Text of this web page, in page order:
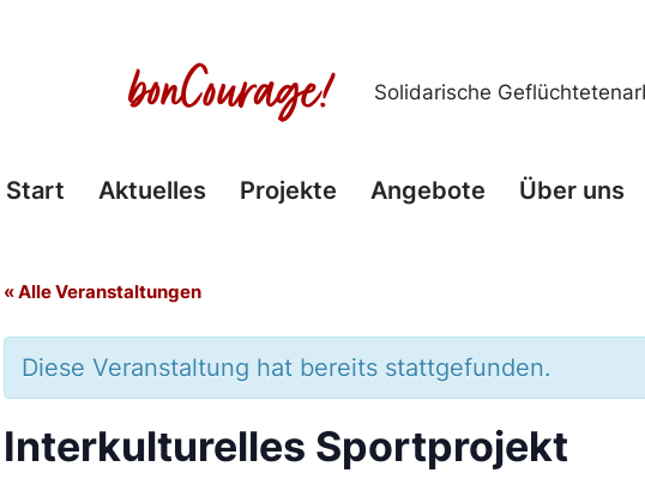
Solidarische
Start Aktuelles Projekte Angebote Über uns
« Alle Veranstaltungen
Diese Veranstaltung hat bereits stattgefunden.
Interkulturelles Sportprojekt